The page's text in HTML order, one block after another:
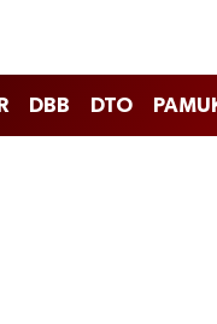
DBB DTO